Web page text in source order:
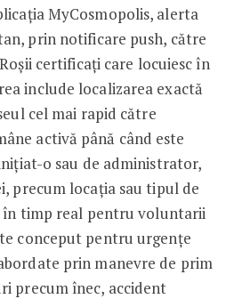
MyCosmopolis, alerta
prin notificare push, către
certificați care locuiesc în
include localizarea exactă
cel mai rapid către
activă până când este
o sau de administrator,
precum locația sau tipul de
în timp real pentru voluntarii
conceput pentru urgențe
prin manevre de prim
precum înec, accident